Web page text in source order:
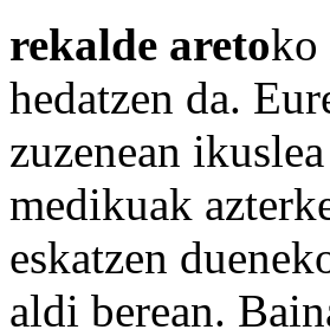
rekalde aretoko
hedatzen da.
zuzenean
medikuak
eskatzen
aldi berean.